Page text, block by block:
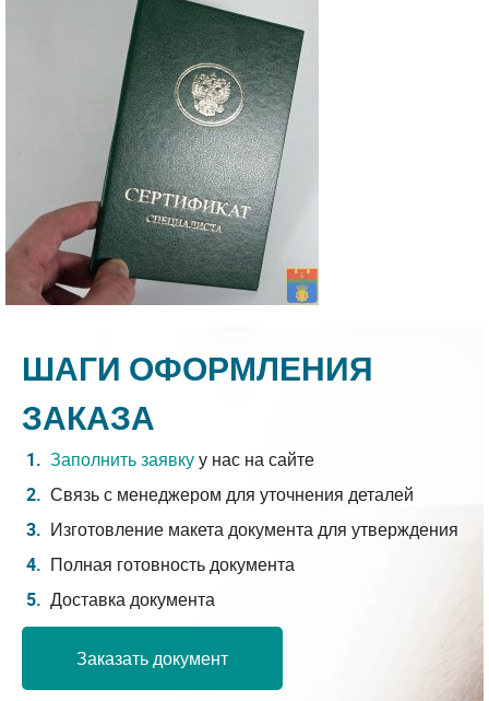
ШАГИ ОФОРМЛЕНИЯ
ЗАКАЗА
Заполнить заявкуу нас на сайте
Связь с менеджером для уточнения деталей
Изготовление макета документа для утверждения
Полная готовность документа
Доставка документа
Заказать документ